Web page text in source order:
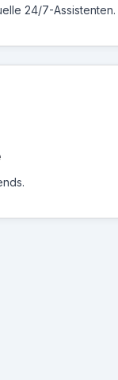
24/7-Assistenten.